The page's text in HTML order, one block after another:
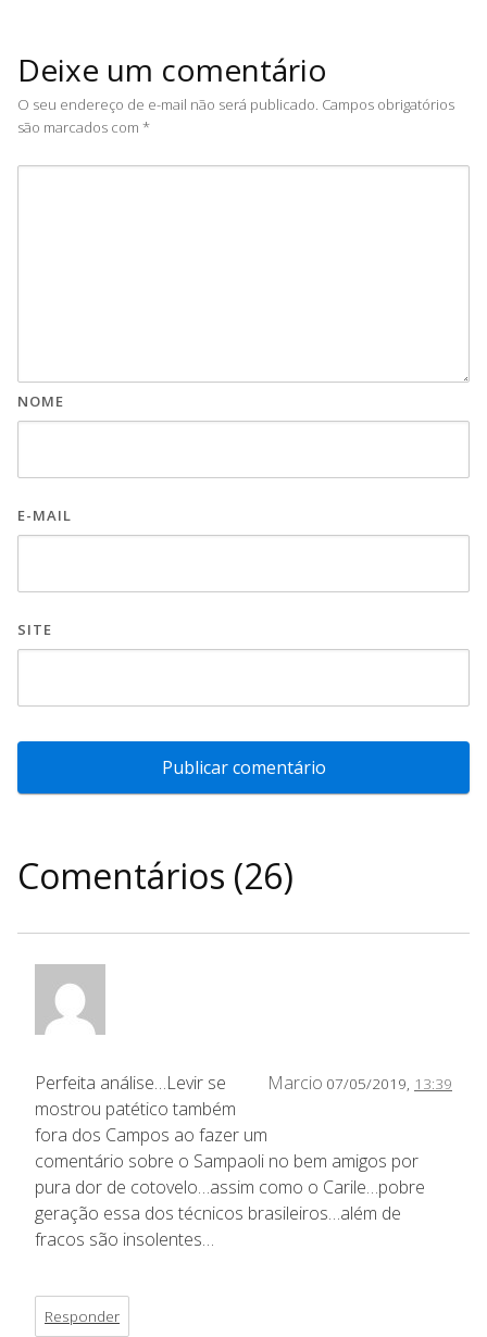
Deixe um comentário
O seu endereço de e-mail não será publicado. Campos obrigatórios
são marcados com *
NOME
E-MAIL
SITE
Comentários (26)
Marcio 07/05/2019, 13:39
Perfeita análise…Levir se
mostrou patético também
fora dos Campos ao fazer um
comentário sobre o Sampaoli no bem amigos por
pura dor de cotovelo…assim como o Carile…pobre
geração essa dos técnicos brasileiros…além de
fracos são insolentes…
Responder